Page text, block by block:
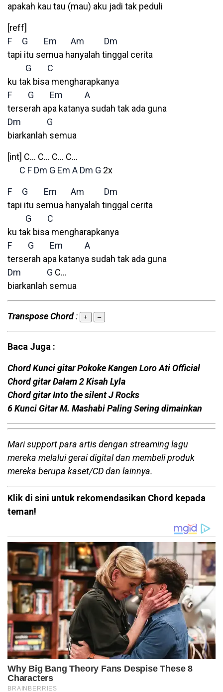
apakah kau tau (mau) aku jadi tak peduli
[reff]
F
G Em Am
Dm
tapi itu semua hanyalah tinggal cerita
G
C
ku tak bisa mengharapkanya
F
G Em
A
terserah apa katanya sudah tak ada guna
Dm
G
biarkanlah semua
[int] C… C… C… C…
C F Dm G Em A Dm G 2x
F G Em Am
Dm
tapi itu semua hanyalah tinggal cerita
G
C
ku tak bisa mengharapkanya
F
G Em
A
terserah apa katanya sudah tak ada guna
Dm
G C…
biarkanlah semua
Transpose Chord: + –
Baca Juga :
Chord Kunci gitar Pokoke Kangen Loro Ati Official
Chord gitar Dalam 2 Kisah Lyla
Chord gitar Into the silent J Rocks
6 Kunci Gitar M. Mashabi Paling Sering dimainkan
Mari support para artis dengan streaming lagu
mereka melalui gerai digital dan membeli produk
mereka berupa kaset/CD dan lainnya.
Klik di sini untuk rekomendasikan Chord kepada
teman!